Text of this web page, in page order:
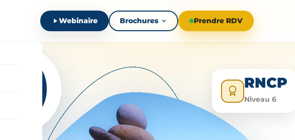
Webinaire Brochures Prendre RDV
RNCP
Niveau 6